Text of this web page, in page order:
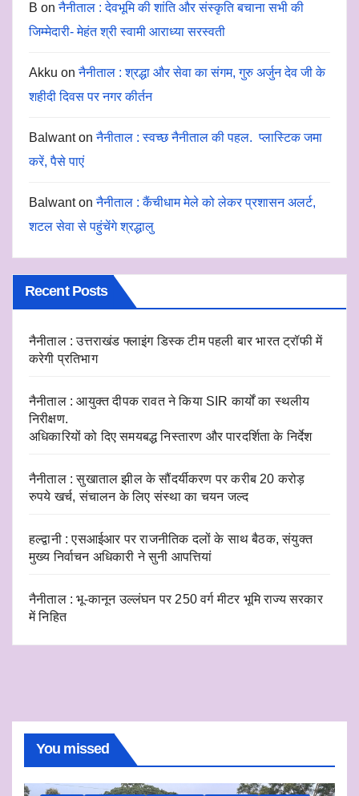
B onनैनीताल : देवभूमि की शांति और संस्कृति बचाना सभी की
जिम्मेदारी- मेहंत श्री स्वामी आराध्या सरस्वती
Akku onनैनीताल : श्रद्धा और सेवा का संगम, गुरु अर्जुन देव जी के
शहीदी दिवस पर नगर कीर्तन
Balwantonनैनीताल : स्वच्छ नैनीताल की पहल. प्लास्टिक जमा
करें, पैसे पाएं
Balwantonनैनीताल : कैंचीधाम मेले को लेकर प्रशासन अलर्ट,
शटल सेवा से पहुंचेंगे श्रद्धालु
Recent Posts
नैनीताल : उत्तराखंड फ्लाइंग डिस्क टीम पहली बार भारत ट्रॉफी में
करेगी प्रतिभाग
नैनीताल : आयुक्त दीपक रावत ने किया SIR कार्यों का स्थलीय
निरीक्षण.
अधिकारियों को दिए समयबद्ध निस्तारण और पारदर्शिता के निर्देश
नैनीताल : सुखाताल झील के सौंदर्यीकरण पर करीब 20 करोड़
रुपये खर्च, संचालन के लिए संस्था का चयन जल्द
हल्द्वानी : एसआईआर पर राजनीतिक दलों के साथ बैठक, संयुक्त
मुख्य निर्वाचन अधिकारी ने सुनी आपत्तियां
नैनीताल : भू-कानून उल्लंघन पर 250 वर्ग मीटर भूमि राज्य सरकार
में निहित
You missed